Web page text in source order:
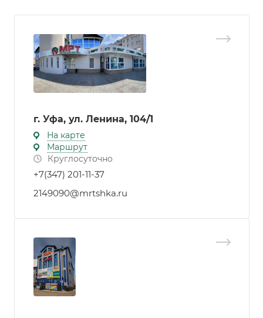
г. Уфа, ул. Ленина, 104/1
На карте
Маршрут
Круглосуточно
+7(347) 201-11-37
2149090@mrtshka.ru